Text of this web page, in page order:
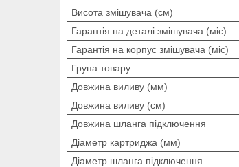
Висота змішувача (см)
Гарантія на деталі змішувача (міс)
Гарантія на корпус змішувача (міс)
Група товару
Довжина виливу (мм)
Довжина виливу (см)
Довжина шланга підключення
Діаметр картриджа (мм)
Діаметр шланга підключення